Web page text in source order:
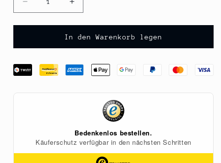
Verringere
die
Menge
Sojamehl,
1
kg
Erhöhe
die
Menge
für
Sojamehl,
1
kg
In den Warenkorb legen